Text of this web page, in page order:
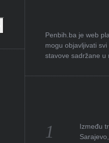
Penbih.ba je web
mogu objavljivati
stavove sadržane u
Između